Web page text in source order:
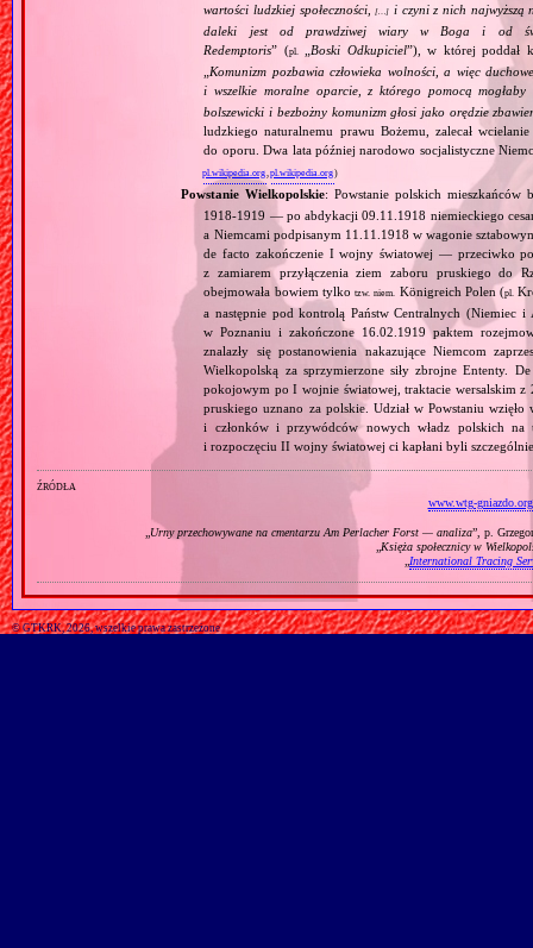
wartości ludzkiej społeczności,[…] i czyni z nich najwyższą
daleki jest od prawdziwej wiary w Boga i od
Redemptoris” (pl. Boski Odkupiciel”), w której poddał
Komunizm pozbawia człowieka wolności, a więc
i wszelkie moralne oparcie, z którego pomocą
bolszewicki i bezbożny komunizm głosi jako orędzie
ludzkiego naturalnemu prawu Bożemu, zalecał
do oporu. Dwa lata później narodowo socjalistyczne
pl.wikipedia.org ,pl.wikipedia.org)
Powstanie Wielkopolskie: Powstanie polskich mieszkańców
1918‐1919 — po abdykacji 09.11.1918 niemieckiego
a Niemcami podpisanym 11.11.1918 w wagonie
de facto zakończenie I wojny światowej — przeciwko
z zamiarem przyłączenia ziem zaboru pruskiego do
obejmowała bowiem tylkotzw. niem. Königreich Polen (pl.
a następnie pod kontrolą Państw Centralnych (Niemiec
w Poznaniu i zakończone 16.02.1919 paktem
znalazły się postanowienia nakazujące Niemcom
Wielkopolską za sprzymierzone siły zbrojne Ententy.
pokojowym po I wojnie światowej, traktacie wersalskim
pruskiego uznano za polskie. Udział w Powstaniu
i członków i przywódców nowych władz polskich na
i rozpoczęciu II wojny światowej ci kapłani byli
źródła
www.wtg-gniazdo.org
„Urny przechowywane na cmentarzu Am Perlacher Forst — analiza”, p.
„Księża społecznicy w
„International Tracing
© GTKRK, 2026, wszelkie prawa zastrzeżone